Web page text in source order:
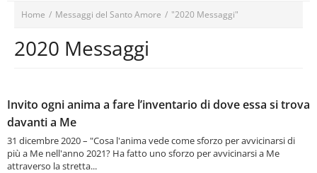
Home / Messaggi del Santo Amore / "2020 Messaggi"
2020 Messaggi
Invito ogni anima a fare l’inventario di dove essa si trova
davanti a Me
31 dicembre 2020 – "Cosa l'anima vede come sforzo per avvicinarsi di
più a Me nell'anno 2021? Ha fatto uno sforzo per avvicinarsi a Me
attraverso la stretta...